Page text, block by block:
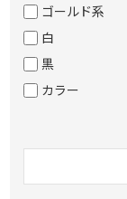
ゴールド系
白
黒
カラー